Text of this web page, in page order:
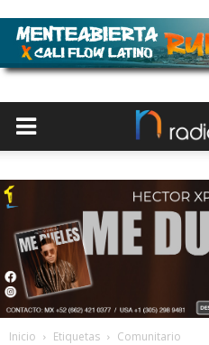
Inicio Etiquetas Comunitario